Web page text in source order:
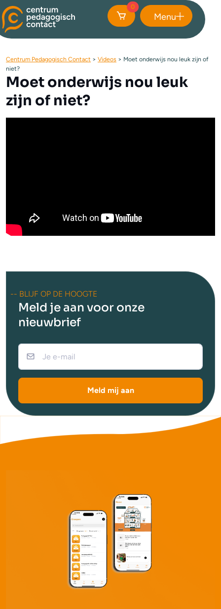
0
Menu
Centrum Pedagogisch Contact > Videos > Moet onderwijs nou leuk zijn of
niet?
Moet onderwijs nou leuk
zijn of niet?
-- BLIJF OP DE HOOGTE
Meld je aan voor onze
nieuwbrief
Meld mij aan